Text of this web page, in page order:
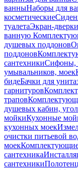
ванныНаборы для
косметические
туалетаЭкран-
ванную
душевых поддонов
поддонов
сантехникиСифоны,
умывальников, моек
бидеБачки для
гарнитуров
трапов
душевых кабин,
мойкиКухонные
кухонных моек
очистки питьевой
моек
сантехника
сантехники